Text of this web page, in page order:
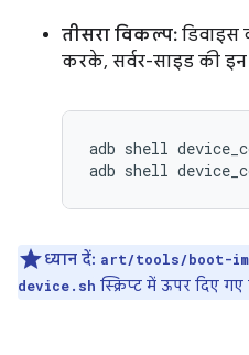
तीसरा विकल्प: डिवाइस
करके, सर्वर-साइड की इन
adb shell
ध्यान दें: art/tools/boot-
device.sh स्क्रिप्ट में ऊपर दिए